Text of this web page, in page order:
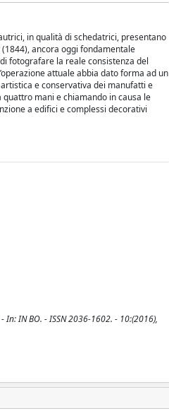
in qualità di schedatrici, presentano
ancora oggi fondamentale
fotografare la reale consistenza del
attuale abbia dato forma ad un
e conservativa dei manufatti e
mani e chiamando in causa le
a edifici e complessi decorativi
IN BO. - ISSN 2036-1602. - 10:(2016),